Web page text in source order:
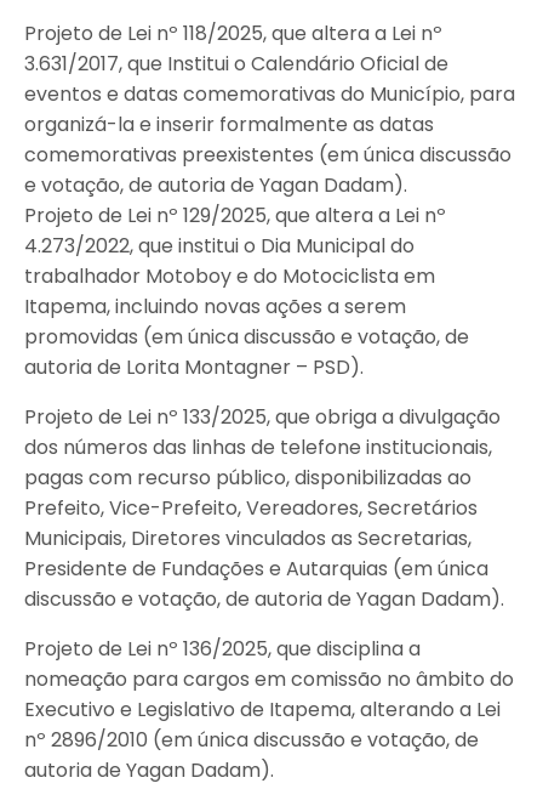
Projeto de Lei nº 118/2025, que altera a Lei nº
3.631/2017, que Institui o Calendário Oficial de
eventos e datas comemorativas do Município, para
organizá-la e inserir formalmente as datas
comemorativas preexistentes (em única discussão
e votação, de autoria de Yagan Dadam).
Projeto de Lei nº 129/2025, que altera a Lei nº
4.273/2022, que institui o Dia Municipal do
trabalhador Motoboy e do Motociclista em
Itapema, incluindo novas ações a serem
promovidas (em única discussão e votação, de
autoria de Lorita Montagner – PSD).
Projeto de Lei nº 133/2025, que obriga a divulgação
dos números das linhas de telefone institucionais,
pagas com recurso público, disponibilizadas ao
Prefeito, Vice-Prefeito, Vereadores, Secretários
Municipais, Diretores vinculados as Secretarias,
Presidente de Fundações e Autarquias (em única
discussão e votação, de autoria de Yagan Dadam).
Projeto de Lei nº 136/2025, que disciplina a
nomeação para cargos em comissão no âmbito do
Executivo e Legislativo de Itapema, alterando a Lei
nº 2896/2010 (em única discussão e votação, de
autoria de Yagan Dadam).